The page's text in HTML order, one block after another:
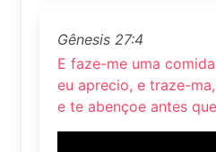
Gênesis 27:4
E faze-me uma
eu aprecio, e traze-
e te abençoe antes